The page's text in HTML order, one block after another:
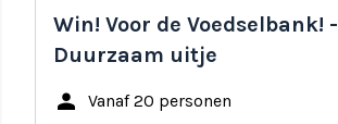
Win! Voor de Voedselbank! -
Duurzaam uitje
person Vanaf 20 personen